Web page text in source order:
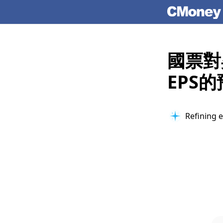
國票
EPS
Refining